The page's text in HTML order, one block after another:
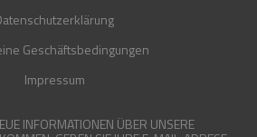
Geschäftsbedingungen
Impressum
INFORMATIONEN ÜBER UNSERE